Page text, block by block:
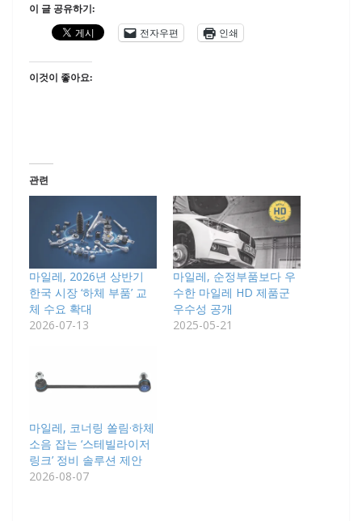
이 글 공유하기:
전자우편
인쇄
이것이 좋아요:
관련
마일레, 2026년 상반기
한국 시장 ‘하체 부품’ 교
체 수요 확대
2026-07-13
마일레, 순정부품보다 우
수한 마일레 HD 제품군
우수성 공개
2025-05-21
마일레, 코너링 쏠림·하체
소음 잡는 ‘스테빌라이저
링크’ 정비 솔루션 제안
2026-08-07